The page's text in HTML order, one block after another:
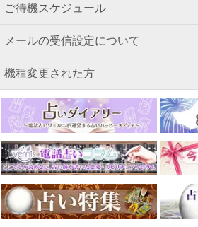
ご待機スケジュール
メールの受信設定について
機種変更された方